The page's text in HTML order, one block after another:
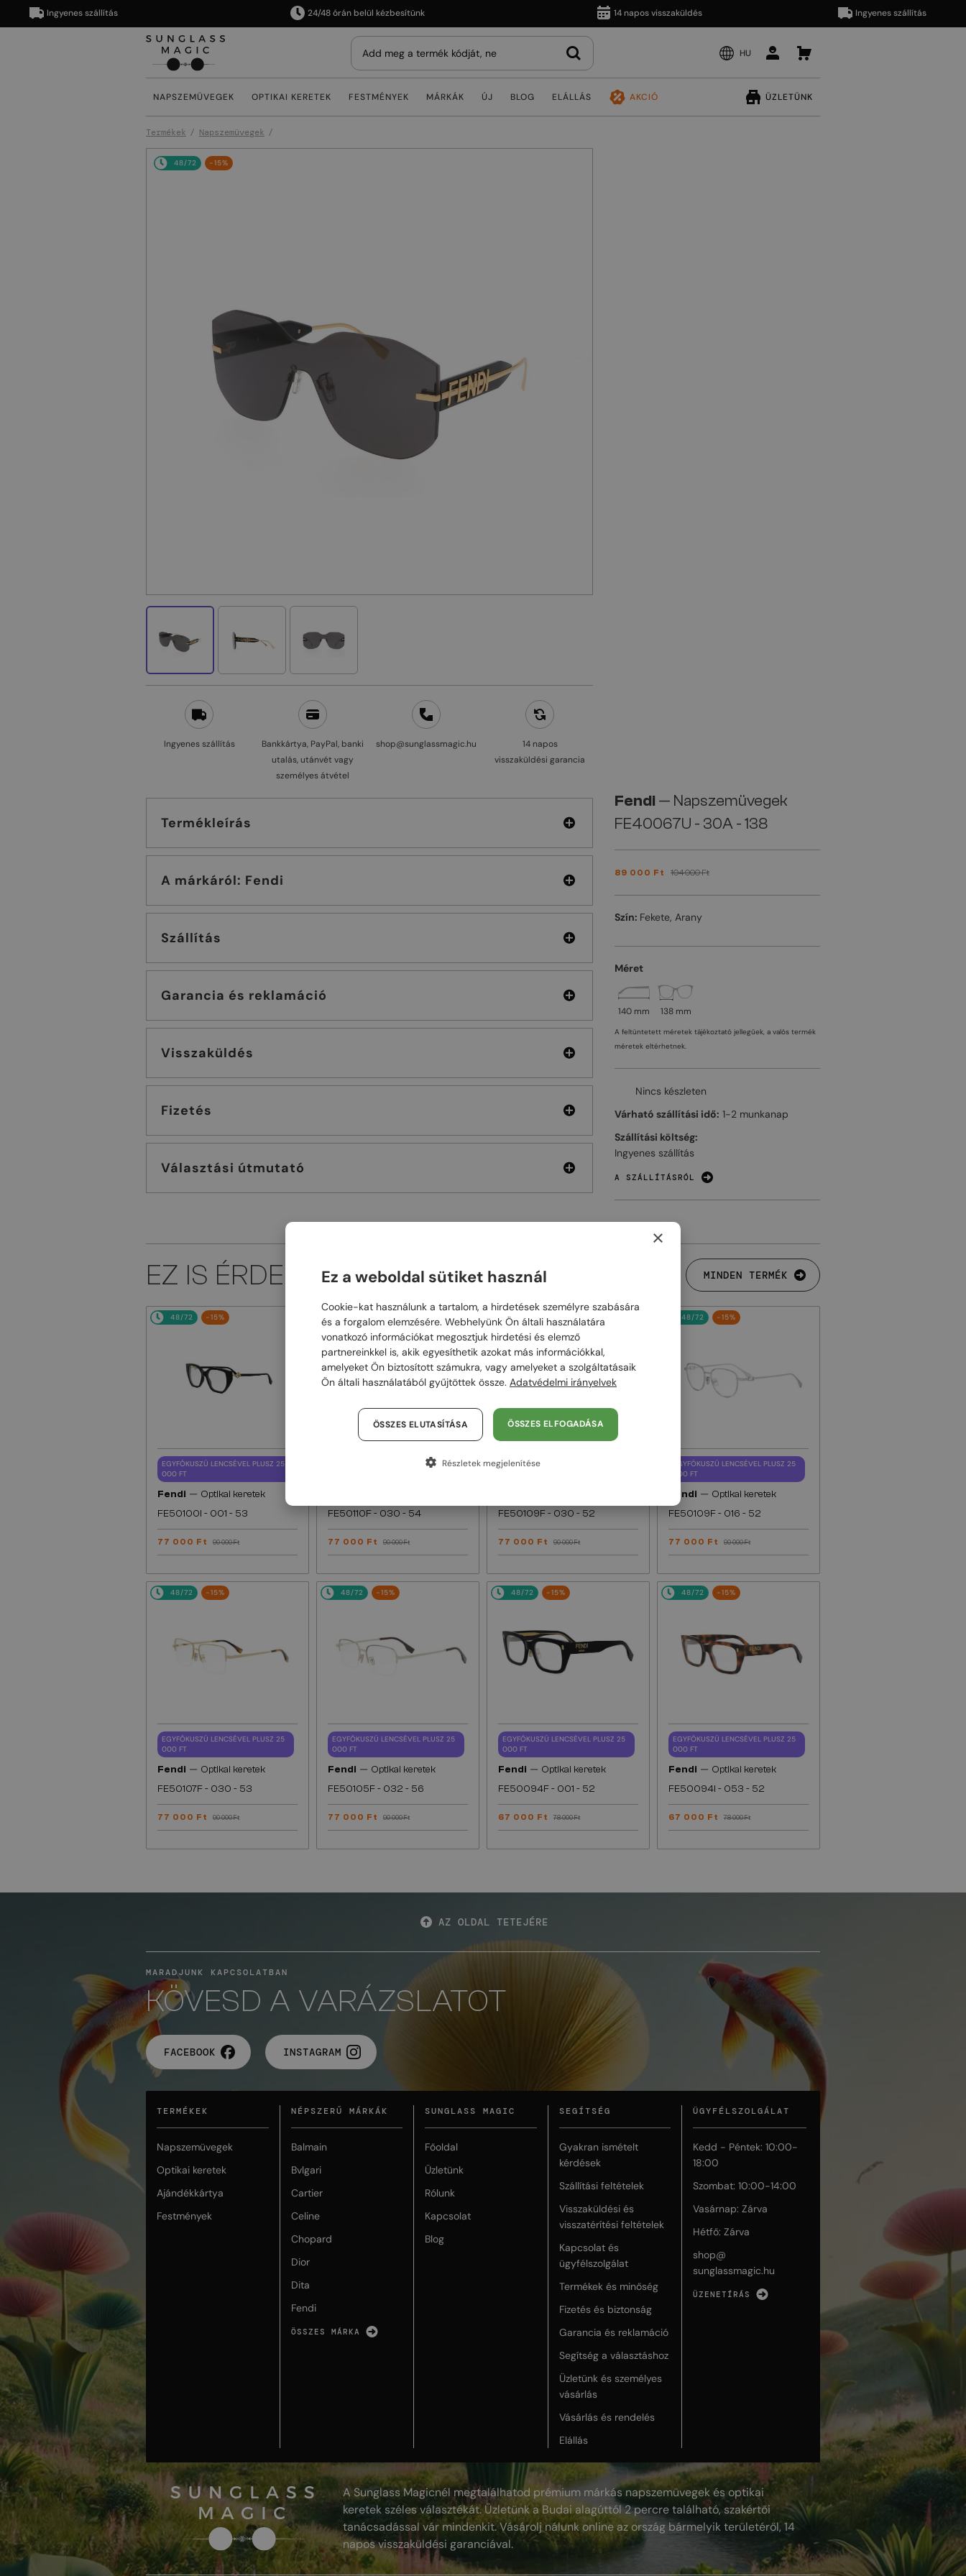
Ingyenes szállítás 24/48 órán belül kézbesítünk 14 napos visszaküldés Ingyenes szállítás
HU
NAPSZEMÜVEGEK OPTIKAI KERETEK FESTMÉNYEK MÁRKÁK ÚJ BLOG ELÁLLÁS AKCIÓ ÜZLETÜNK
Termékek Napszemüvegek
48/72 -15%
Ingyenes szállítás
Bankkártya, PayPal, banki
utalás, utánvét vagy
személyes átvétel
shop@sunglassmagic.hu
14 napos
visszaküldési garancia
Termékleírás
A márkáról: Fendi
Szállítás
Garancia és reklamáció
Visszaküldés
Fizetés
Választási útmutató
Fendi— Napszemüvegek
FE40067U - 30A - 138
89 000 Ft 104 000 Ft
Szín: Fekete, Arany
Méret
140 mm 138 mm
A feltüntetett méretek tájékoztató jellegűek, a valós termék
méretek eltérhetnek.
Nincs készleten
Várható szállítási idő: 1-2 munkanap
Szállítási költség:
Ingyenes szállítás
A SZÁLLÍTÁSRÓL
EZ IS ÉRDEKELHET MINDEN TERMÉK
48/72 -15%
EGYFÓKUSZÚ LENCSÉVEL PLUSZ 25
000 FT
Fendi — Optikai keretek
FE50100I - 001 - 53
77 000 Ft 90 000 Ft
48/72 -15%
EGYFÓKUSZÚ LENCSÉVEL PLUSZ 25
FE50110F - 030 - 54
77 000 Ft 90 000 Ft
48/72 -15%
EGYFÓKUSZÚ LENCSÉVEL PLUSZ 25
FE50109F - 030 - 52
77 000 Ft 90 000 Ft
48/72 -15%
EGYFÓKUSZÚ LENCSÉVEL PLUSZ 25
000 FT
Fendi — Optikai keretek
FE50109F - 016 - 52
77 000 Ft 90 000 Ft
48/72 -15%
EGYFÓKUSZÚ LENCSÉVEL PLUSZ 25
000 FT
Fendi — Optikai keretek
FE50107F - 030 - 53
77 000 Ft 90 000 Ft
48/72 -15%
EGYFÓKUSZÚ LENCSÉVEL PLUSZ 25
000 FT
Fendi — Optikai keretek
FE50105F - 032 - 56
77 000 Ft 90 000 Ft
48/72 -15%
EGYFÓKUSZÚ LENCSÉVEL PLUSZ 25
000 FT
Fendi — Optikai keretek
FE50094F - 001 - 52
67 000 Ft 78 000 Ft
48/72 -15%
EGYFÓKUSZÚ LENCSÉVEL PLUSZ 25
000 FT
Fendi — Optikai keretek
FE50094I - 053 - 52
67 000 Ft 78 000 Ft
AZ OLDAL TETEJÉRE
MARADJUNK KAPCSOLATBAN
KÖVESD A VARÁZSLATOT
FACEBOOK INSTAGRAM
TERMÉKEK
Napszemüvegek
Optikai keretek
Ajándékkártya
Festmények
NÉPSZERŰ MÁRKÁK
Balmain
Bvlgari
Cartier
Celine
Chopard
Dior
Dita
Fendi
ÖSSZES MÁRKA
SUNGLASS MAGIC
Főoldal
Üzletünk
Rólunk
Kapcsolat
Blog
SEGÍTSÉG
Gyakran ismételt
kérdések
Szállítási feltételek
Visszaküldési és
visszatérítési feltételek
Kapcsolat és
ügyfélszolgálat
Termékek és minőség
Fizetés és biztonság
Garancia és reklamáció
Segítség a választáshoz
Üzletünk és személyes
vásárlás
Vásárlás és rendelés
Elállás
ÜGYFÉLSZOLGÁLAT
Kedd - Péntek: 10:00-
18:00
Szombat: 10:00-14:00
Vasárnap: Zárva
Hétfő: Zárva
shop@
sunglassmagic.hu
ÜZENETÍRÁS
A Sunglass Magicnél megtalálhatod prémium márkás napszemüvegek és optikai
keretek széles választékát. Üzletünk a Budai alagúttól 2 percre található, szakértői
tanácsadással vár mindenkit. Vásárolj nálunk online az ország bármelyik területéről, 14
napos visszaküldési garanciával.
×
Ez a weboldal sütiket használ
Cookie-kat használunk a tartalom, a hirdetések személyre szabására
és a forgalom elemzésére. Webhelyünk Ön általi használatára
vonatkozó információkat megosztjuk hirdetési és elemző
partnereinkkel is, akik egyesíthetik azokat más információkkal,
amelyeket Ön biztosított számukra, vagy amelyeket a szolgáltatásaik
Ön általi használatából gyűjtöttek össze. Adatvédelmi irányelvek
ÖSSZES ELFOGADÁSA
ÖSSZES ELUTASÍTÁSA
Részletek megjelenítése